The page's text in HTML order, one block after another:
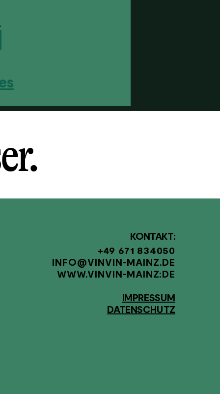
KONTAKT:
+49 671 834050
INFO@VINVIN-MAINZ.DE
WWW.VINVIN-MAINZ:DE
IMPRESSUM
DATENSCHUTZ